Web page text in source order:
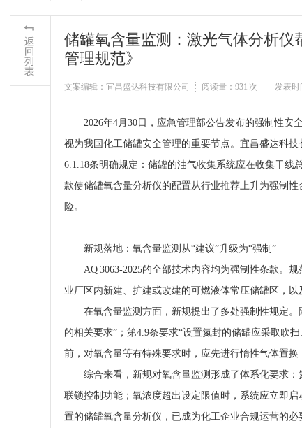
储罐氧含量监测：激光气体分析
管理规范》
文案编辑：宜昌盛达科技有限公司 阅读量： 931 次 发表时
2026年4月30日，应急管理部公告发布的强制性安
视为我国化工储罐安全管理的重要节点。宜昌盛达科
6.1.18条明确规定：储罐的油气收集系统应在收集干
款使储罐氧含量分析仪的配置从行业推荐上升为强制
险。
新规落地：氧含量监测从“建议”升级为“强制”
AQ 3063‑2025的全部技术内容均为强制性条款。
业厂区内新建、扩建或改建的可燃液体常压储罐区，以
在氧含量监测方面，新规提出了多处强制性规定。
的相关要求”；第4.9条要求“设置氮封的储罐应采取吹
前，对氧含量等有特殊要求时，应先进行惰性气体置换
综合来看，新规对氧含量监测形成了体系化要求
联锁控制功能；氧浓度超出设定限值时，系统应立即
置的储罐氧含量分析仪，已成为化工企业合规运营的必